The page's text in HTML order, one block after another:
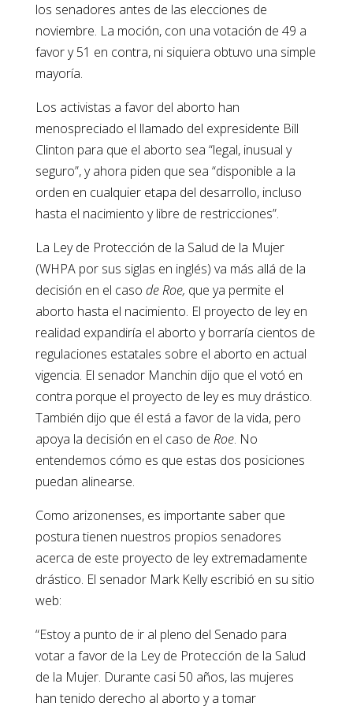
los senadores antes de las elecciones de
noviembre. La moción, con una votación de 49 a
favor y 51 en contra, ni siquiera obtuvo una simple
mayoría.
Los activistas a favor del aborto han
menospreciado el llamado del expresidente Bill
Clinton para que el aborto sea “legal, inusual y
seguro”, y ahora piden que sea “disponible a la
orden en cualquier etapa del desarrollo, incluso
hasta el nacimiento y libre de restricciones”.
La Ley de Protección de la Salud de la Mujer
(WHPA por sus siglas en inglés) va más allá de la
decisión en el caso de Roe, que ya permite el
aborto hasta el nacimiento. El proyecto de ley en
realidad expandiría el aborto y borraría cientos de
regulaciones estatales sobre el aborto en actual
vigencia. El senador Manchin dijo que el votó en
contra porque el proyecto de ley es muy drástico.
También dijo que él está a favor de la vida, pero
apoya la decisión en el caso de Roe. No
entendemos cómo es que estas dos posiciones
puedan alinearse.
Como arizonenses, es importante saber que
postura tienen nuestros propios senadores
acerca de este proyecto de ley extremadamente
drástico. El senador Mark Kelly escribió en su sitio
web:
“Estoy a punto de ir al pleno del Senado para
votar a favor de la Ley de Protección de la Salud
de la Mujer. Durante casi 50 años, las mujeres
han tenido derecho al aborto y a tomar